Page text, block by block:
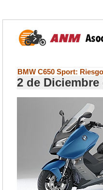
BMW C650 Sport:
2 de Diciembre